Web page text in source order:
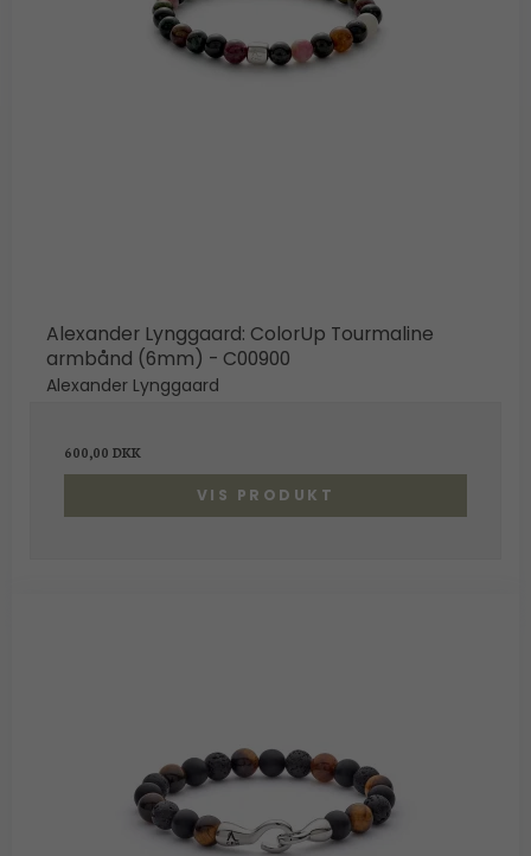
Alexander Lynggaard: ColorUp Tourmaline
armbånd (6mm) - C00900
Alexander Lynggaard
600,00 DKK
VIS PRODUKT